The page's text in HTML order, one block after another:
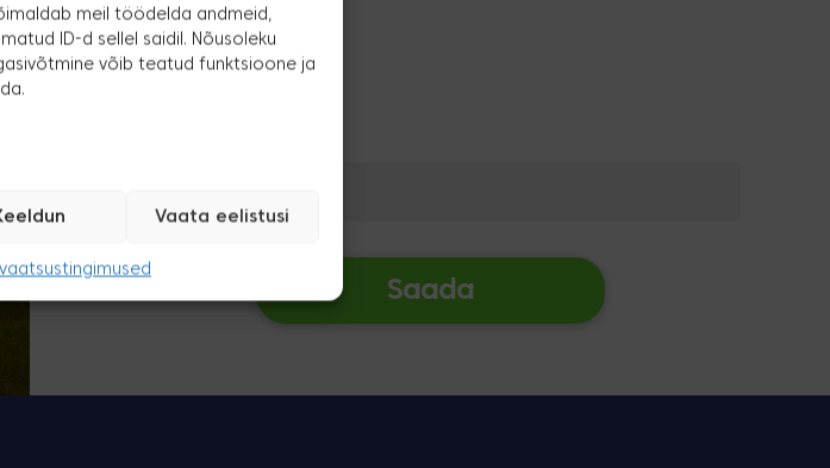
meil töödelda andmeid,
ID-d sellel saidil. Nõusoleku
võib teatud funktsioone ja
Vaata eelistusi
treeningud
Murra 80 HCP kuni 20
Murra 90 HCP 21-30
Saada